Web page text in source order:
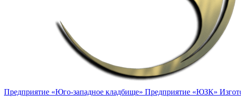
Предприятие «Юго-западное кладбище» Предприятие «ЮЗК»